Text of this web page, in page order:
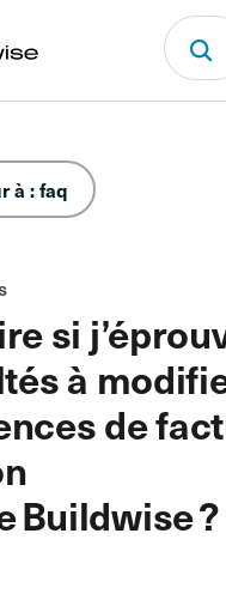
si
à
de
Buildwise ?
à : faq